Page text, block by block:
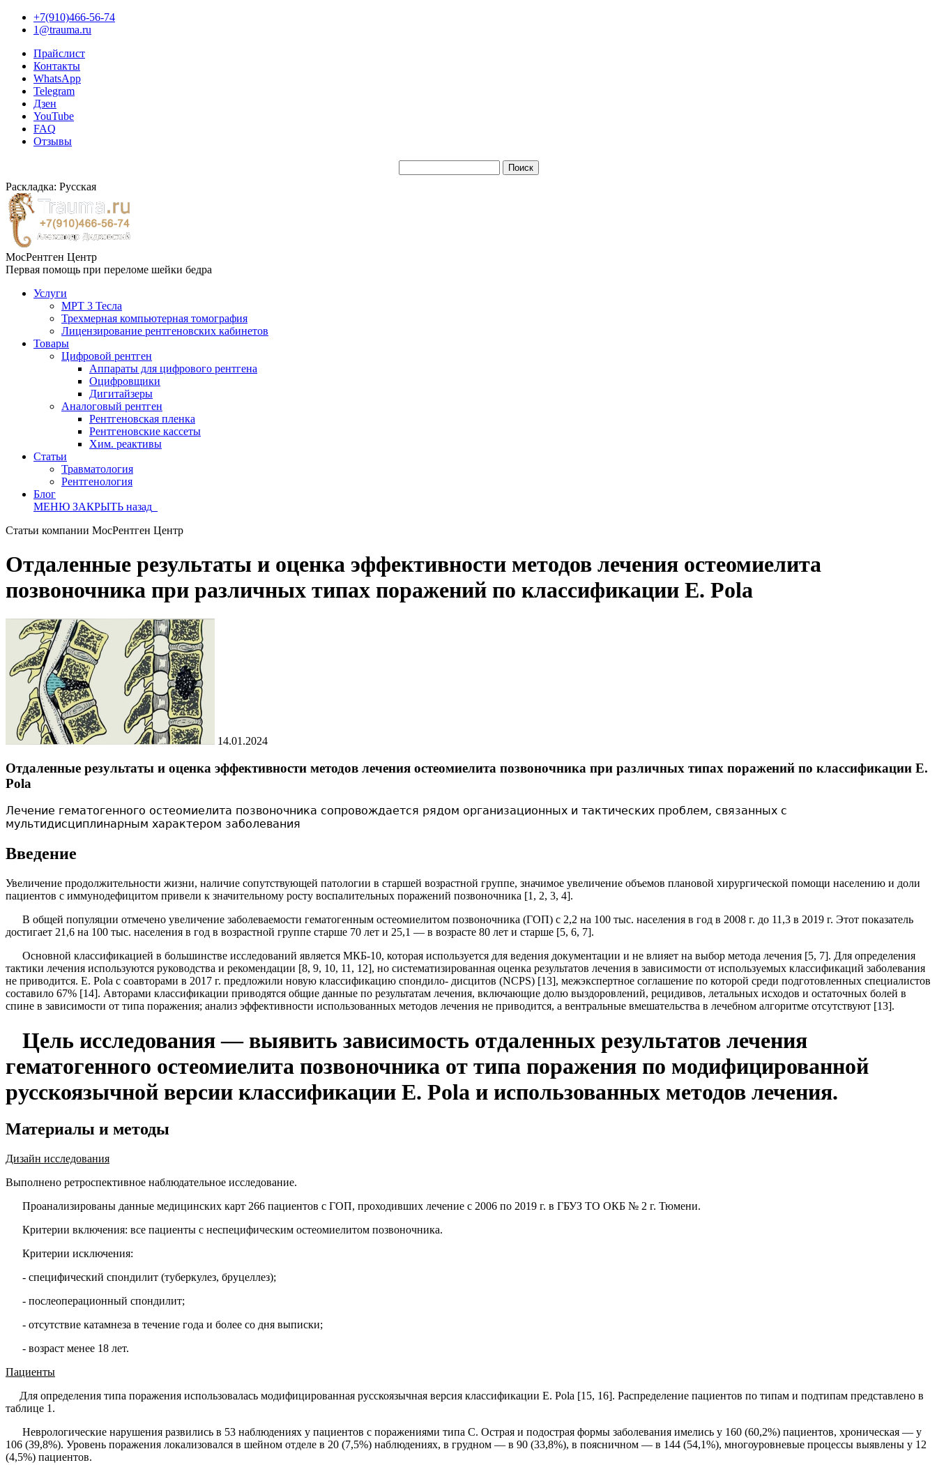
+7(910)466-56-74
1@trauma.ru
Прайслист
Контакты
WhatsApp
Telegram
Дзен
YouTube
FAQ
Отзывы
Раскладка: Русская
МосРентген Центр
Первая помощь при переломе шейки бедра
Услуги
МРТ 3 Тесла
Трехмерная компьютерная томография
Лицензирование рентгеновских кабинетов
Товары
Цифровой рентген
Аппараты для цифрового рентгена
Оцифровщики
Дигитайзеры
Аналоговый рентген
Рентгеновская пленка
Рентгеновские кассеты
Хим. реактивы
Статьи
Травматология
Рентгенология
Блог
МЕНЮ ЗАКРЫТЬ назад
Статьи компании МосРентген Центр
Отдаленные результаты и оценка эффективности методов лечения остеомиелита
позвоночника при различных типах поражений по классификации E. Pola
14.01.2024
Отдаленные результаты и оценка эффективности методов лечения остеомиелита позвоночника при различных типах поражений по классификации E.
Pola
Лечение гематогенного остеомиелита позвоночника сопровождается рядом организационных и тактических проблем, связанных с
мультидисциплинарным характером заболевания
Введение
Увеличение продолжительности жизни, наличие сопутствующей патологии в старшей возрастной группе, значимое увеличение объемов плановой хирургической помощи населению и доли
паци­ентов с иммунодефицитом привели к значитель­ному росту воспалительных поражений позвоноч­ника [1, 2, 3, 4].
В общей популяции отмечено увеличение за­болеваемости гематогенным остеомиелитом по­звоночника (ГОП) с 2,2 на 100 тыс. населения в год в 2008 г. до 11,3 в 2019 г. Этот показатель
дости­гает 21,6 на 100 тыс. населения в год в возрастной группе старше 70 лет и 25,1 — в возрасте 80 лет и старше [5, 6, 7].
Основной классификацией в большинстве ис­следований является МКБ-10, которая использу­ется для ведения документации и не влияет на выбор метода лечения [5, 7]. Для определения
тактики лечения используются руководства и рекомендации [8, 9, 10, 11, 12], но систематизи­рованная оценка результатов лечения в зависи­мости от используемых классификаций заболева­ния
не приводится. E. Pola с соавторами в 2017 г. предложили новую классификацию спондило- дисцитов (NCPS) [13], межэкспертное соглашение по которой среди подготовленных специалистов
составило 67% [14]. Авторами классификации приводятся общие данные по результатам лече­ния, включающие долю выздоровлений, реци­дивов, летальных исходов и остаточных болей в
спине в зависимости от типа поражения; анализ эффективности использованных методов лече­ния не приводится, а вентральные вмешательства в лечебном алгоритме отсутствуют [13].
Цель исследования — выявить зависимость от­даленных результатов лечения
гематогенного остеомиелита позвоночника от типа поражения по модифицированной
русскоязычной версии классификации E. Pola и использованных методов лечения.
Материалы и методы
Дизайн исследования
Выполнено ретроспективное наблюдательное ис­следование.
Проанализированы данные медицинских карт 266 пациентов с ГОП, проходивших лечение с 2006 по 2019 г. в ГБУЗ ТО ОКБ № 2 г. Тюмени.
Критерии включения: все пациенты с неспеци­фическим остеомиелитом позвоночника.
Критерии исключения:
- специфический спондилит (туберкулез, бру­целлез);
- послеоперационный спондилит;
- отсутствие катамнеза в течение года и более со дня выписки;
- возраст менее 18 лет.
Пациенты
Для определения типа поражения использовалась модифицированная русскоязычная версия класси­фикации E. Pola [15, 16]. Распределение пациентов по типам и подтипам представлено в
таблице 1.
Неврологические нарушения развились в 53 наблюдениях у пациентов с поражениями типа С. Острая и подострая формы заболевания имелись у 160 (60,2%) пациентов, хроническая — у
106 (39,8%). Уровень поражения локализовался в шейном отделе в 20 (7,5%) наблюдениях, в груд­ном — в 90 (33,8%), в поясничном — в 144 (54,1%), многоуровневые процессы выявлены у 12
(4,5%) пациентов.